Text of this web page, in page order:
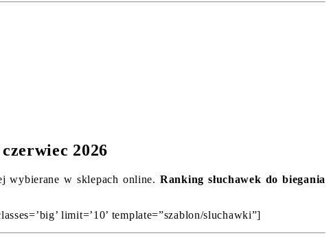
2026
wybierane w sklepach online.Ranking słuchawek do biegania
limit=’10’ template=”szablon/sluchawki”]